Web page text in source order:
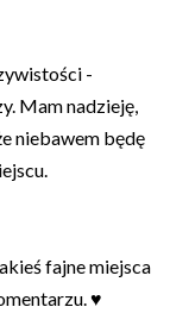
-
Mam nadzieję,
niebawem będę
fajne miejsca
♥